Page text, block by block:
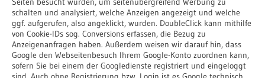
schalten und analysiert, welche Anzeigen angezeigt und welche
ggf. aufgerufen, also angeklickt, wurden. DoubleClick kann mithilfe
von Cookie-IDs sog. Conversions erfassen, die Bezug zu
Anzeigenanfragen haben. Außerdem weisen wir darauf hin, dass
Google den Webseitenbesuch Ihrem Google-Konto zuordnen kann,
sofern Sie bei einem der Googledienste registriert und eingeloggt